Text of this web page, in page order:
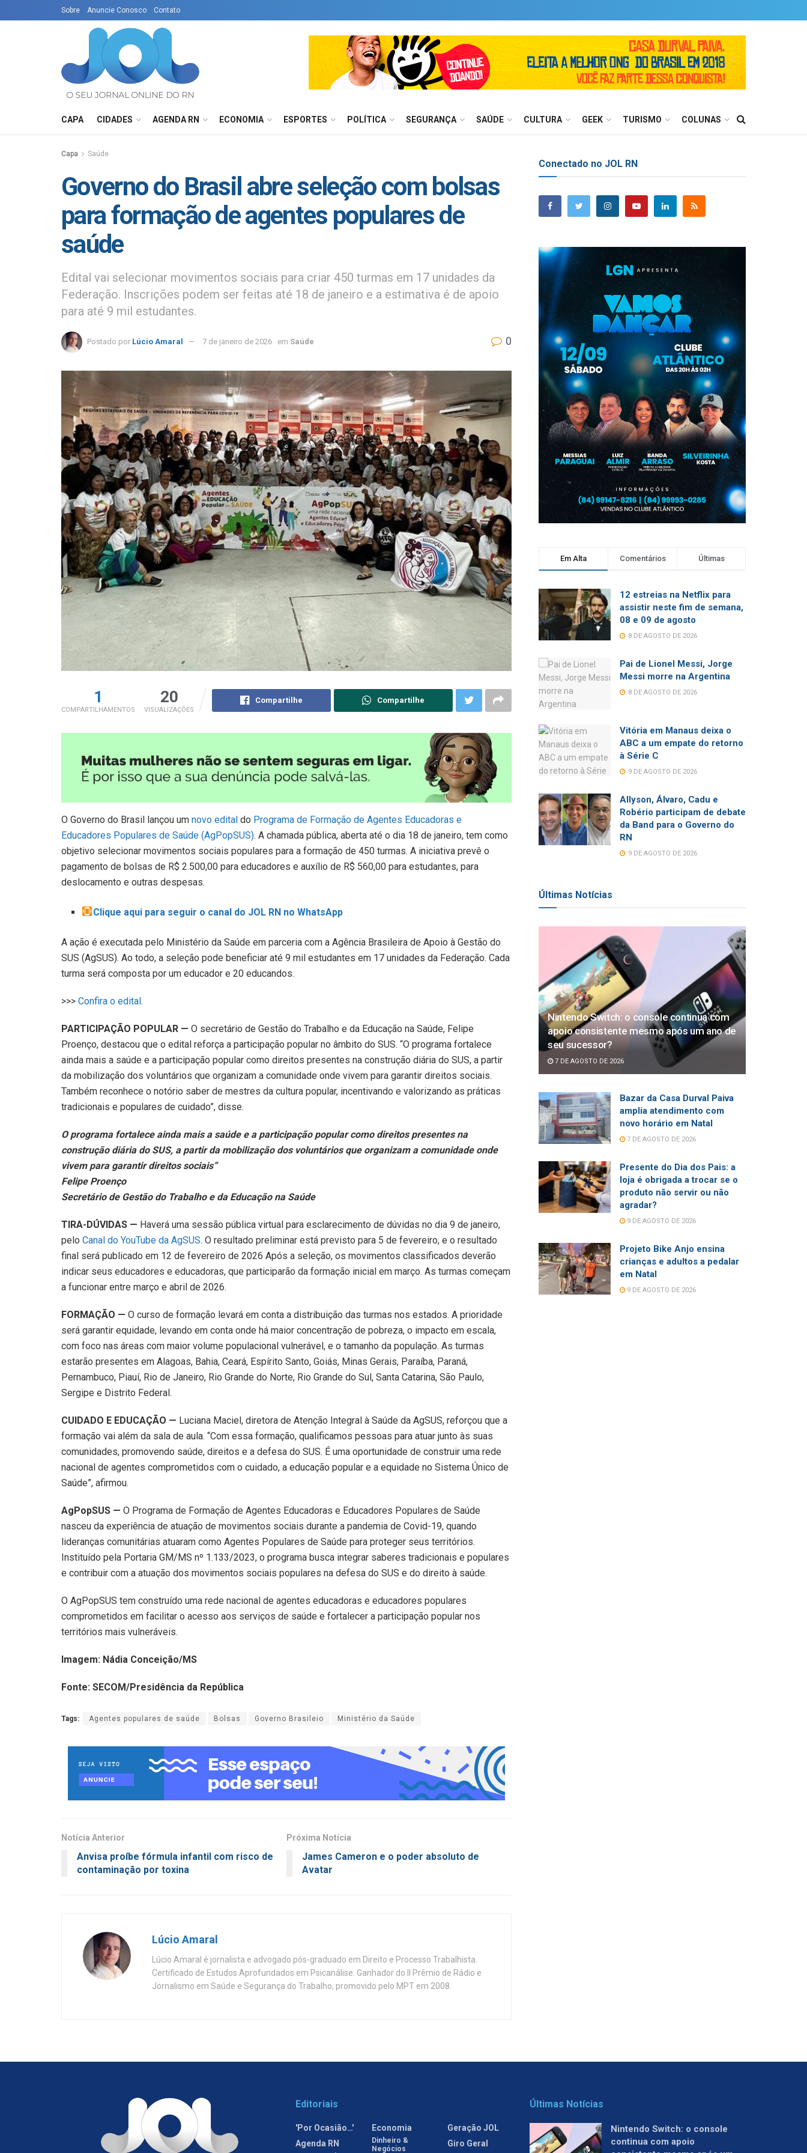
Sobre Anuncie Conosco Contato
CAPA CIDADES AGENDA RN ECONOMIA ESPORTES POLÍTICA SEGURANÇA SAÚDE CULTURA GEEK TURISMO COLUNAS
Capa Saúde
Governo do Brasil abre seleção com bolsas
para formação de agentes populares de
saúde
Edital vai selecionar movimentos sociais para criar 450 turmas em 17 unidades da
Federação. Inscrições podem ser feitas até 18 de janeiro e a estimativa é de apoio
para até 9 mil estudantes.
Postado por Lúcio Amaral 7 de janeiro de 2026 em Saúde 0
1
COMPARTILHAMENTOS
20
VISUALIZAÇÕES
Compartilhe Compartilhe
O Governo do Brasil lançou um novo edital do Programa de Formação de Agentes Educadoras e
Educadores Populares de Saúde (AgPopSUS). A chamada pública, aberta até o dia 18 de janeiro, tem como
objetivo selecionar movimentos sociais populares para a formação de 450 turmas. A iniciativa prevê o
pagamento de bolsas de R$ 2.500,00 para educadores e auxílio de R$ 560,00 para estudantes, para
deslocamento e outras despesas.
Clique aqui para seguir o canal do JOL RN no WhatsApp
A ação é executada pelo Ministério da Saúde em parceria com a Agência Brasileira de Apoio à Gestão do
SUS (AgSUS). Ao todo, a seleção pode beneficiar até 9 mil estudantes em 17 unidades da Federação. Cada
turma será composta por um educador e 20 educandos.
>>> Confira o edital.
PARTICIPAÇÃO POPULAR — O secretário de Gestão do Trabalho e da Educação na Saúde, Felipe
Proenço, destacou que o edital reforça a participação popular no âmbito do SUS. “O programa fortalece
ainda mais a saúde e a participação popular como direitos presentes na construção diária do SUS, a partir
da mobilização dos voluntários que organizam a comunidade onde vivem para garantir direitos sociais.
Também reconhece o notório saber de mestres da cultura popular, incentivando e valorizando as práticas
tradicionais e populares de cuidado”, disse.
O programa fortalece ainda mais a saúde e a participação popular como direitos presentes na
construção diária do SUS, a partir da mobilização dos voluntários que organizam a comunidade onde
vivem para garantir direitos sociais”
Felipe Proenço
Secretário de Gestão do Trabalho e da Educação na Saúde
TIRA-DÚVIDAS — Haverá uma sessão pública virtual para esclarecimento de dúvidas no dia 9 de janeiro,
pelo Canal do YouTube da AgSUS. O resultado preliminar está previsto para 5 de fevereiro, e o resultado
final será publicado em 12 de fevereiro de 2026 Após a seleção, os movimentos classificados deverão
indicar seus educadores e educadoras, que participarão da formação inicial em março. As turmas começam
a funcionar entre março e abril de 2026.
FORMAÇÃO — O curso de formação levará em conta a distribuição das turmas nos estados. A prioridade
será garantir equidade, levando em conta onde há maior concentração de pobreza, o impacto em escala,
com foco nas áreas com maior volume populacional vulnerável, e o tamanho da população. As turmas
estarão presentes em Alagoas, Bahia, Ceará, Espírito Santo, Goiás, Minas Gerais, Paraíba, Paraná,
Pernambuco, Piauí, Rio de Janeiro, Rio Grande do Norte, Rio Grande do Sul, Santa Catarina, São Paulo,
Sergipe e Distrito Federal.
CUIDADO E EDUCAÇÃO — Luciana Maciel, diretora de Atenção Integral à Saúde da AgSUS, reforçou que a
formação vai além da sala de aula. “Com essa formação, qualificamos pessoas para atuar junto às suas
comunidades, promovendo saúde, direitos e a defesa do SUS. É uma oportunidade de construir uma rede
nacional de agentes comprometidos com o cuidado, a educação popular e a equidade no Sistema Único de
Saúde”, afirmou.
AgPopSUS — O Programa de Formação de Agentes Educadoras e Educadores Populares de Saúde
nasceu da experiência de atuação de movimentos sociais durante a pandemia de Covid-19, quando
lideranças comunitárias atuaram como Agentes Populares de Saúde para proteger seus territórios.
Instituído pela Portaria GM/MS nº 1.133/2023, o programa busca integrar saberes tradicionais e populares
e contribuir com a atuação dos movimentos sociais populares na defesa do SUS e do direito à saúde.
O AgPopSUS tem construído uma rede nacional de agentes educadoras e educadores populares
comprometidos em facilitar o acesso aos serviços de saúde e fortalecer a participação popular nos
territórios mais vulneráveis.
Imagem: Nádia Conceição/MS
Fonte: SECOM/Presidência da República
Tags: Agentes populares de saúde Bolsas Governo Brasileio Ministério da Saúde
Notícia Anterior
Anvisa proíbe fórmula infantil com risco de
contaminação por toxina
Próxima Notícia
James Cameron e o poder absoluto de
Avatar
Lúcio Amaral
Lúcio Amaral é jornalista e advogado pós-graduado em Direito e Processo Trabalhista.
Certificado de Estudos Aprofundados em Psicanálise. Ganhador do II Prêmio de Rádio e
Jornalismo em Saúde e Segurança do Trabalho, promovido pelo MPT em 2008.
Conectado no JOL RN
Em Alta Comentários Últimas
12 estreias na Netflix para
assistir neste fim de semana,
08 e 09 de agosto
8 DE AGOSTO DE 2026
Pai de Lionel Messi, Jorge
Messi morre na Argentina
8 DE AGOSTO DE 2026
Vitória em Manaus deixa o
ABC a um empate do retorno
à Série C
9 DE AGOSTO DE 2026
Allyson, Álvaro, Cadu e
Robério participam de debate
da Band para o Governo do
RN
9 DE AGOSTO DE 2026
Últimas Notícias
Nintendo Switch: o console continua com
apoio consistente mesmo após um ano de
seu sucessor?
7 DE AGOSTO DE 2026
Bazar da Casa Durval Paiva
amplia atendimento com
novo horário em Natal
7 DE AGOSTO DE 2026
Presente do Dia dos Pais: a
loja é obrigada a trocar se o
produto não servir ou não
agradar?
9 DE AGOSTO DE 2026
Projeto Bike Anjo ensina
crianças e adultos a pedalar
em Natal
9 DE AGOSTO DE 2026
Editoriais
'Por Ocasião…'
Agenda RN
Economia
Dinheiro &
Negócios
Geração JOL
Giro Geral
Últimas Notícias
Nintendo Switch: o console
continua com apoio